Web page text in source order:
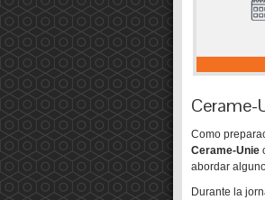
Cerame-
Como
Cerame-Unie
abordar
Durante la